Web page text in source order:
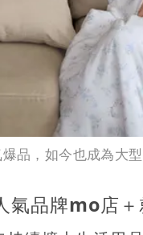
品，如今也成為大
氣品牌mo店